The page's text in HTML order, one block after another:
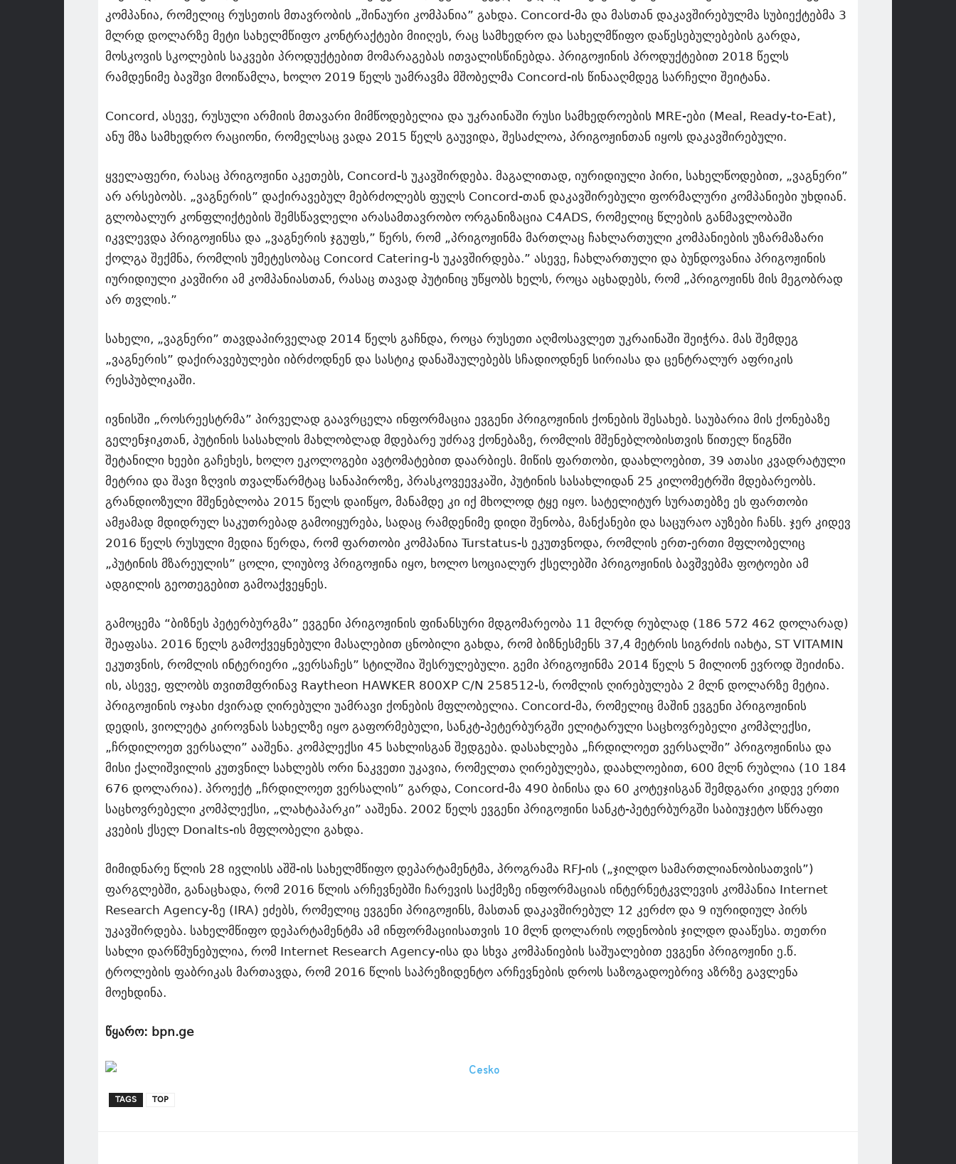
კომპანია, რომელიც რუსეთის მთავრობის „შინაური კომპანია” გახდა. Concord-მა და მასთან დაკავშირებულმა სუბიექტებმა 3
მლრდ დოლარზე მეტი სახელმწიფო კონტრაქტები მიიღეს, რაც სამხედრო და სახელმწიფო დაწესებულებების გარდა,
მოსკოვის სკოლების საკვები პროდუქტებით მომარაგებას ითვალისწინებდა. პრიგოჟინის პროდუქტებით 2018 წელს
რამდენიმე ბავშვი მოიწამლა, ხოლო 2019 წელს უამრავმა მშობელმა Concord-ის წინააღმდეგ სარჩელი შეიტანა.
Concord, ასევე, რუსული არმიის მთავარი მიმწოდებელია და უკრაინაში რუსი სამხედროების MRE-ები (Meal, Ready-to-Eat),
ანუ მზა სამხედრო რაციონი, რომელსაც ვადა 2015 წელს გაუვიდა, შესაძლოა, პრიგოჟინთან იყოს დაკავშირებული.
ყველაფერი, რასაც პრიგოჟინი აკეთებს, Concord-ს უკავშირდება. მაგალითად, იურიდიული პირი, სახელწოდებით, „ვაგნერი”
არ არსებობს. „ვაგნერის” დაქირავებულ მებრძოლებს ფულს Concord-თან დაკავშირებული ფორმალური კომპანიები უხდიან.
გლობალურ კონფლიქტების შემსწავლელი არასამთავრობო ორგანიზაცია C4ADS, რომელიც წლების განმავლობაში
იკვლევდა პრიგოჟინსა და „ვაგნერის ჯგუფს,” წერს, რომ „პრიგოჟინმა მართლაც ჩახლართული კომპანიების უზარმაზარი
ქოლგა შექმნა, რომლის უმეტესობაც Concord Catering-ს უკავშირდება.” ასევე, ჩახლართული და ბუნდოვანია პრიგოჟინის
იურიდიული კავშირი ამ კომპანიასთან, რასაც თავად პუტინიც უწყობს ხელს, როცა აცხადებს, რომ „პრიგოჟინს მის მეგობრად
არ თვლის.”
სახელი, „ვაგნერი” თავდაპირველად 2014 წელს გაჩნდა, როცა რუსეთი აღმოსავლეთ უკრაინაში შეიჭრა. მას შემდეგ
„ვაგნერის” დაქირავებულები იბრძოდნენ და სასტიკ დანაშაულებებს სჩადიოდნენ სირიასა და ცენტრალურ აფრიკის
რესპუბლიკაში.
ივნისში „როსრეესტრმა” პირველად გაავრცელა ინფორმაცია ევგენი პრიგოჟინის ქონების შესახებ. საუბარია მის ქონებაზე
გელენჯიკთან, პუტინის სასახლის მახლობლად მდებარე უძრავ ქონებაზე, რომლის მშენებლობისთვის წითელ წიგნში
შეტანილი ხეები გაჩეხეს, ხოლო ეკოლოგები ავტომატებით დაარბიეს. მიწის ფართობი, დაახლოებით, 39 ათასი კვადრატული
მეტრია და შავი ზღვის თვალწარმტაც სანაპიროზე, პრასკოვეევკაში, პუტინის სასახლიდან 25 კილომეტრში მდებარეობს.
გრანდიოზული მშენებლობა 2015 წელს დაიწყო, მანამდე კი იქ მხოლოდ ტყე იყო. სატელიტურ სურათებზე ეს ფართობი
ამჟამად მდიდრულ საკუთრებად გამოიყურება, სადაც რამდენიმე დიდი შენობა, მანქანები და საცურაო აუზები ჩანს. ჯერ კიდევ
2016 წელს რუსული მედია წერდა, რომ ფართობი კომპანია Turstatus-ს ეკუთვნოდა, რომლის ერთ-ერთი მფლობელიც
„პუტინის მზარეულის” ცოლი, ლიუბოვ პრიგოჟინა იყო, ხოლო სოციალურ ქსელებში პრიგოჟინის ბავშვებმა ფოტოები ამ
ადგილის გეოთეგებით გამოაქვეყნეს.
გამოცემა “ბიზნეს პეტერბურგმა” ევგენი პრიგოჟინის ფინანსური მდგომარეობა 11 მლრდ რუბლად (186 572 462 დოლარად)
შეაფასა. 2016 წელს გამოქვეყნებული მასალებით ცნობილი გახდა, რომ ბიზნესმენს 37,4 მეტრის სიგრძის იახტა, ST VITAMIN
ეკუთვნის, რომლის ინტერიერი „ვერსაჩეს” სტილშია შესრულებული. გემი პრიგოჟინმა 2014 წელს 5 მილიონ ევროდ შეიძინა.
ის, ასევე, ფლობს თვითმფრინავ Raytheon HAWKER 800XP C/N 258512-ს, რომლის ღირებულება 2 მლნ დოლარზე მეტია.
პრიგოჟინის ოჯახი ძვირად ღირებული უამრავი ქონების მფლობელია. Concord-მა, რომელიც მაშინ ევგენი პრიგოჟინის
დედის, ვიოლეტა კიროვნას სახელზე იყო გაფორმებული, სანკტ-პეტერბურგში ელიტარული საცხოვრებელი კომპლექსი,
„ჩრდილოეთ ვერსალი” ააშენა. კომპლექსი 45 სახლისგან შედგება. დასახლება „ჩრდილოეთ ვერსალში” პრიგოჟინისა და
მისი ქალიშვილის კუთვნილ სახლებს ორი ნაკვეთი უკავია, რომელთა ღირებულება, დაახლოებით, 600 მლნ რუბლია (10 184
676 დოლარია). პროექტ „ჩრდილოეთ ვერსალის” გარდა, Concord-მა 490 ბინისა და 60 კოტეჯისგან შემდგარი კიდევ ერთი
საცხოვრებელი კომპლექსი, „ლახტაპარკი” ააშენა. 2002 წელს ევგენი პრიგოჟინი სანკტ-პეტერბურგში საბიუჯეტო სწრაფი
კვების ქსელ Donalts-ის მფლობელი გახდა.
მიმიდნარე წლის 28 ივლისს აშშ-ის სახელმწიფო დეპარტამენტმა, პროგრამა RFJ-ის („ჯილდო სამართლიანობისათვის”)
ფარგლებში, განაცხადა, რომ 2016 წლის არჩევნებში ჩარევის საქმეზე ინფორმაციას ინტერნეტკვლევის კომპანია Internet
Research Agency-ზე (IRA) ეძებს, რომელიც ევგენი პრიგოჟინს, მასთან დაკავშირებულ 12 კერძო და 9 იურიდიულ პირს
უკავშირდება. სახელმწიფო დეპარტამენტმა ამ ინფორმაციისათვის 10 მლნ დოლარის ოდენობის ჯილდო დააწესა. თეთრი
სახლი დარწმუნებულია, რომ Internet Research Agency-ისა და სხვა კომპანიების საშუალებით ევგენი პრიგოჟინი ე.წ.
ტროლების ფაბრიკას მართავდა, რომ 2016 წლის საპრეზიდენტო არჩევნების დროს საზოგადოებრივ აზრზე გავლენა
მოეხდინა.
წყარო: bpn.ge
TAGS TOP